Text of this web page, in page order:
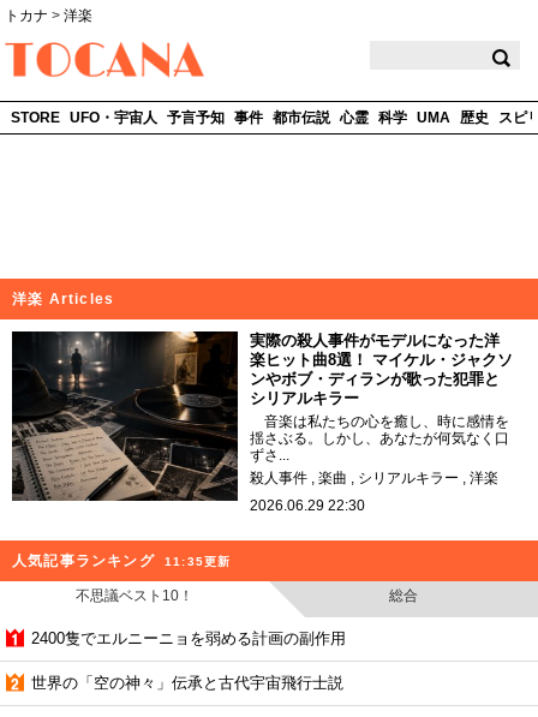
トカナ > 洋楽
STORE UFO・宇宙人 予言予知 事件 都市伝説 心霊 科学 UMA 歴史 スピ
洋楽 Articles
実際の殺人事件がモデルになった洋
楽ヒット曲8選！ マイケル・ジャクソ
ンやボブ・ディランが歌った犯罪と
シリアルキラー
音楽は私たちの心を癒し、時に感情を
揺さぶる。しかし、あなたが何気なく口
ずさ...
殺人事件
楽曲 シリアルキラー
洋楽
2026.06.29 22:30
人気記事ランキング 11:35更新
不思議ベスト10！ 総合
2400隻でエルニーニョを弱める計画の副作用
世界の「空の神々」伝承と古代宇宙飛行士説